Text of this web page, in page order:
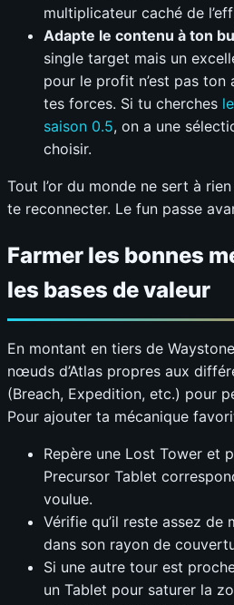
multiplicateur caché de
Adapte le contenu à ton
single target mais un
pour le profit n’est pas
tes forces. Si tu cherches
saison 0.5, on a une
choisir.
Tout l’or du monde ne sert à
te reconnecter. Le fun passe
Farmer les bonnes
les bases de valeur
En montant en tiers de
nœuds d’Atlas propres aux
(Breach, Expedition, etc.) pour
Pour ajouter ta mécanique
Repère une Lost Tower et
Precursor Tablet
voulue.
Vérifie qu’il reste assez de
dans son rayon de
Si une autre tour est
un Tablet pour saturer la